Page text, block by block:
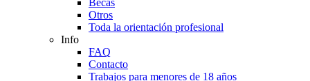
Becas
Otros
Toda la orientación profesional
Info
FAQ
Contacto
Trabajos para menores de 18 años